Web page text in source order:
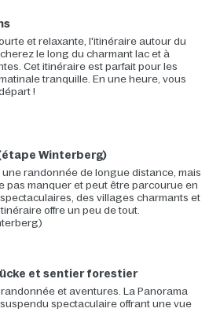
et relaxante, l'itinéraire autour du
le long du charmant lac et à
Cet itinéraire est parfait pour les
tranquille. En une heure, vous
!
Winterberg)
randonnée de longue distance, mais
pas manquer et peut être parcourue en
des villages charmants et
offre un peu de tout.
et sentier forestier
et aventures. La Panorama
spectaculaire offrant une vue